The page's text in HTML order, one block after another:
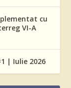
cu
VI-A
| Iulie 2026